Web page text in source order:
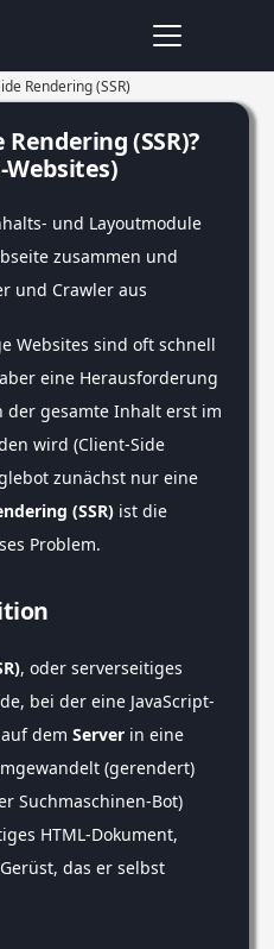
Rendering (SSR)
(SSR)?
Websites)
Websites sind oft schnell
eine Herausforderung
der gesamte Inhalt erst im
wird (Client-Side
zunächst nur eine
(SSR) ist die
Problem.
, oder serverseitiges
bei der eine JavaScript-
dem Server in eine
(gerendert)
Suchmaschinen-Bot)
HTML-Dokument,
das er selbst